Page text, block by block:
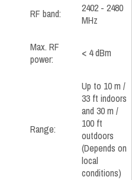
RF band:
2402 - 2480
MHz
Max. RF
power:
< 4 dBm
Range:
Up to 10 m /
33 ft indoors
and 30 m /
100 ft
outdoors
(Depends on
local
conditions)